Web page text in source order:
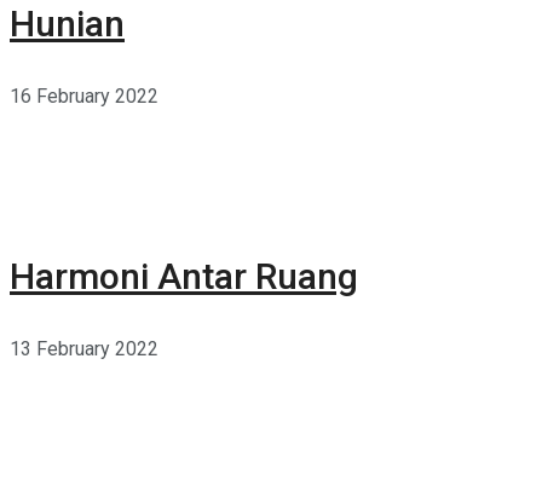
Hunian
16 February 2022
Harmoni Antar Ruang
13 February 2022